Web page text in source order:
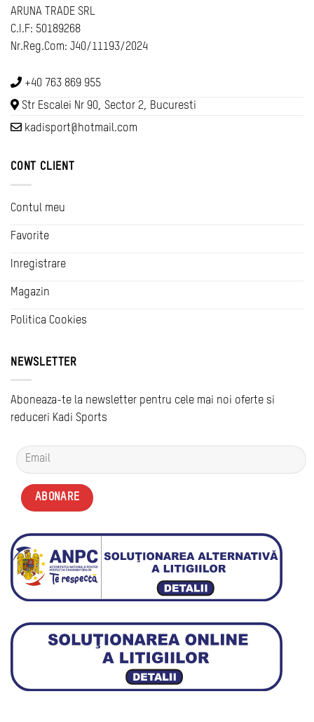
ARUNA TRADE SRL
C.I.F: 50189268
Nr.Reg.Com: J40/11193/2024
+40 763 869 955
Str Escalei Nr 90, Sector 2, Bucuresti
kadisport@hotmail.com
CONT CLIENT
Contul meu
Favorite
Inregistrare
Magazin
Politica Cookies
NEWSLETTER
Aboneaza-te la newsletter pentru cele mai noi oferte si
reduceri Kadi Sports